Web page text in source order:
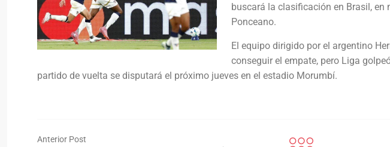
buscará la clasificación en Brasil, en
Ponceano.
El equipo dirigido por el argentino
conseguir el empate, pero Liga
partido de vuelta se disputará el próximo jueves en el estadio Morumbí.
Anterior Post